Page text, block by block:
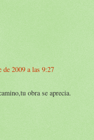
de 2009 a las 9:27
obra se aprecia.